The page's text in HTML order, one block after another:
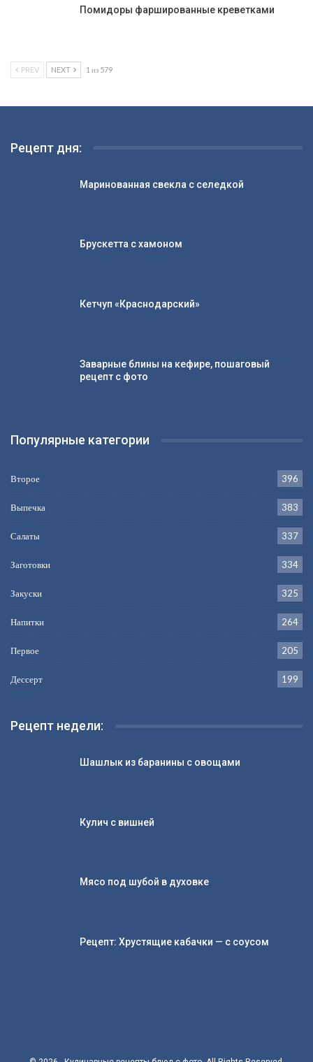
Помидоры фаршированные креветками
PREV NEXT 1 из 579
Рецепт дня:
Маринованная свекла с селедкой
Брускетта с хамоном
Кетчуп «Краснодарский»
Заварные блины на кефире, пошаговый
рецепт с фото
Популярные категории
Второе 396
Выпечка 383
Салаты 337
Заготовки 334
Закуски 325
Напитки 264
Первое 205
Дессерт 199
Рецепт недели:
Шашлык из баранины с овощами
Кулич с вишней
Мясо под шубой в духовке
Рецепт: Хрустящие кабачки — с соусом